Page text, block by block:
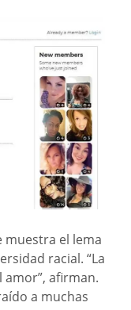
muestra el lema
racial. “La
afirman.
a muchas